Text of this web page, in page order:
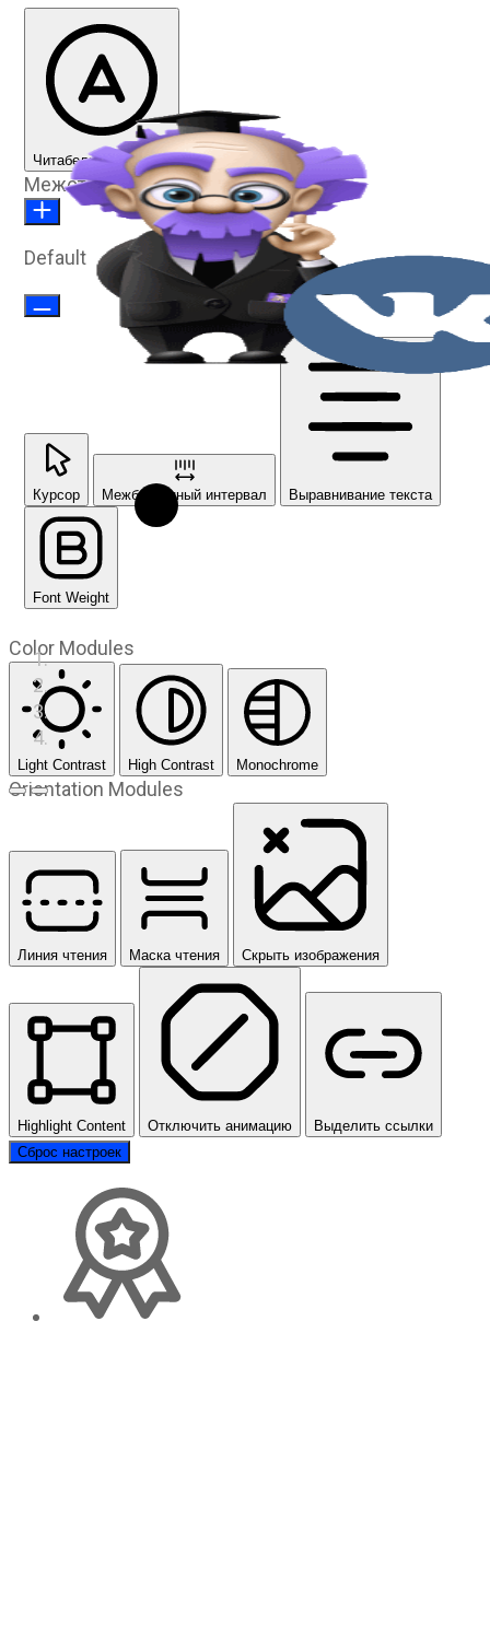
Предыдущий слайд
Следующий слайд
Читабельный шрифт
Межстрочное расстояние
Default
Курсор Межбуквенный интервал Выравнивание текста
Font Weight
Color Modules
Light Contrast High Contrast Monochrome
Orientation Modules
Линия чтения Маска чтения Скрыть изображения
Highlight Content Отключить анимацию
Выделить ссылки
Сброс настроек